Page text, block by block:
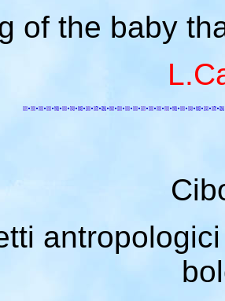
of the baby